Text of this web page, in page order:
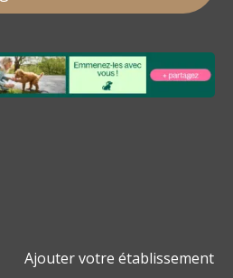
Ajouter votre établissement